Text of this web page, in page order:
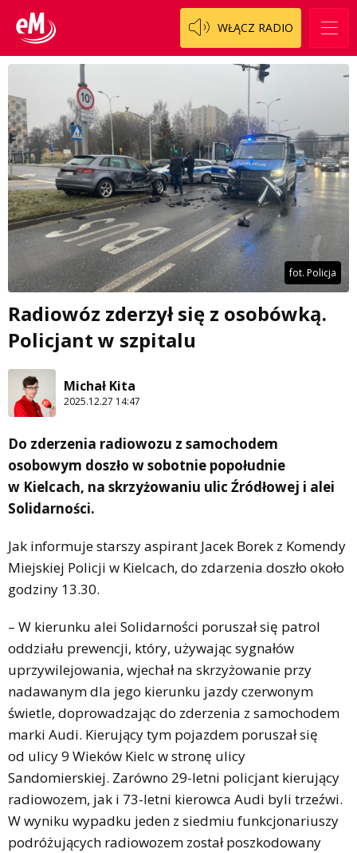
WŁĄCZ RADIO
fot. Policja
Radiowóz zderzył się z osobówką.
Policjant w szpitalu
Michał Kita
2025.12.27 14:47
Do zderzenia radiowozu z samochodem
osobowym doszło w sobotnie popołudnie
w Kielcach, na skrzyżowaniu ulic Źródłowej i alei
Solidarności.
Jak informuje starszy aspirant Jacek Borek z Komendy
Miejskiej Policji w Kielcach, do zdarzenia doszło około
godziny 13.30.
– W kierunku alei Solidarności poruszał się patrol
oddziału prewencji, który, używając sygnałów
uprzywilejowania, wjechał na skrzyżowanie przy
nadawanym dla jego kierunku jazdy czerwonym
świetle, doprowadzając do zderzenia z samochodem
marki Audi. Kierujący tym pojazdem poruszał się
od ulicy 9 Wieków Kielc w stronę ulicy
Sandomierskiej. Zarówno 29-letni policjant kierujący
radiowozem, jak i 73-letni kierowca Audi byli trzeźwi.
W wyniku wypadku jeden z siedmiu funkcjonariuszy
podróżujących radiowozem został poszkodowany